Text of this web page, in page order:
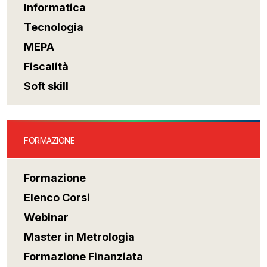
Informatica
Tecnologia
MEPA
Fiscalità
Soft skill
FORMAZIONE
Formazione
Elenco Corsi
Webinar
Master in Metrologia
Formazione Finanziata